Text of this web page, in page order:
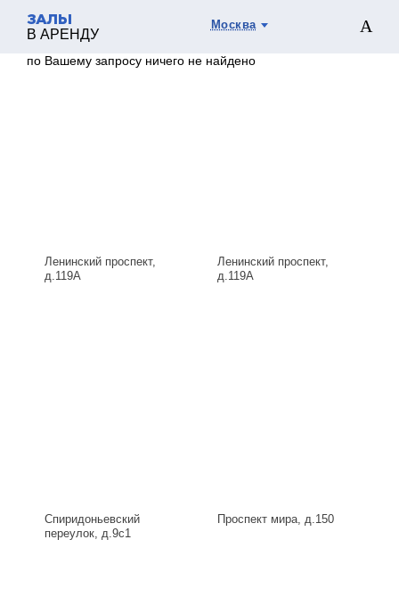
ЗАЛЫ
В АРЕНДУ
Москва
по Вашему запросу ничего не найдено
Ленинский проспект,
д.119А
Ленинский проспект,
д.119А
Спиридоньевский
переулок, д.9с1
Проспект мира, д.150